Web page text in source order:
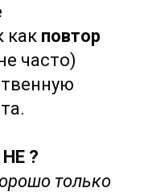
как повтор
часто)
?
только